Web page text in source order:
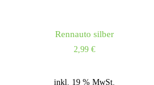
Rennauto silber
2,99€
inkl. 19 % MwSt.